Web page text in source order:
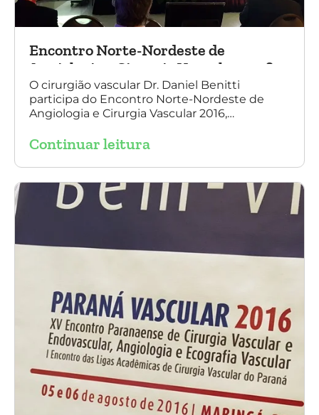
Encontro Norte-Nordeste de
Angiologia e Cirurgia Vascular 2016
O cirurgião vascular Dr. Daniel Benitti
participa do Encontro Norte-Nordeste de
Angiologia e Cirurgia Vascular 2016,
aneurisma da Aorta.
Continuar leitura